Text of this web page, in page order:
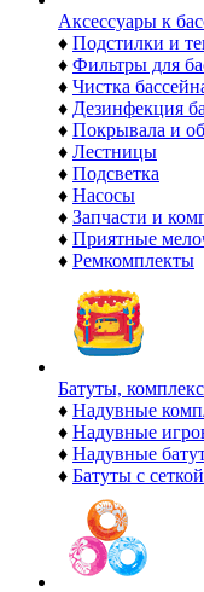
Аксессуары к
♦ Подстилки и
♦ Фильтры для
♦ Чистка
♦ Дезинфекция
♦ Покрывала и
♦ Лестницы
♦ Подсветка
♦ Насосы
♦ Запчасти и
♦ Приятные
♦ Ремкомплекты
Батуты,
♦ Надувные
♦ Надувные
♦ Надувные
♦ Батуты с сеткой